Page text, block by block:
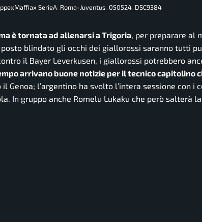
SerieA_Roma-Juventus_050524_DSC9384
è tornata ad allenarsi a Trigoria , per preparare al
blindato gli occhi dei giallorossi saranno tutti
il Bayer Leverkusen, i giallorossi potrebbero
arrivano buone notizie per il tecnico capitolino
Genoa; l’argentino ha svolto l’intera sessione con i
In gruppo anche Romelu Lukaku che però salterà